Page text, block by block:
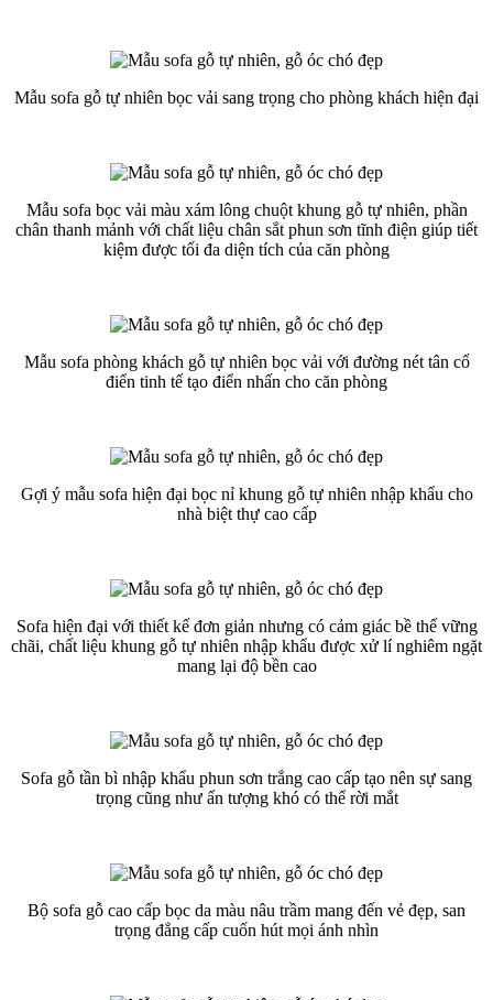
Mẫu sofa gỗ tự nhiên bọc vải sang trọng cho phòng khách hiện đại
Mẫu sofa bọc vải màu xám lông chuột khung gỗ tự nhiên, phần
chân thanh mảnh với chất liệu chân sắt phun sơn tĩnh điện giúp tiết
kiệm được tối đa diện tích của căn phòng
Mẫu sofa phòng khách gỗ tự nhiên bọc vải với đường nét tân cổ
điển tinh tế tạo điển nhấn cho căn phòng
Gợi ý mẫu sofa hiện đại bọc nỉ khung gỗ tự nhiên nhập khẩu cho
nhà biệt thự cao cấp
Sofa hiện đại với thiết kế đơn giản nhưng có cảm giác bề thế vững
chãi, chất liệu khung gỗ tự nhiên nhập khẩu được xử lí nghiêm ngặt
mang lại độ bền cao
Sofa gỗ tần bì nhập khẩu phun sơn trắng cao cấp tạo nên sự sang
trọng cũng như ấn tượng khó có thể rời mắt
Bộ sofa gỗ cao cấp bọc da màu nâu trầm mang đến vẻ đẹp, san
trọng đẳng cấp cuốn hút mọi ánh nhìn